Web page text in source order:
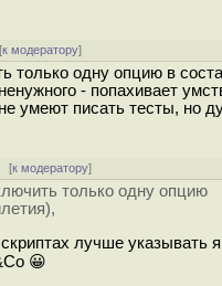
к модератору]
одну опцию в
- попахивает
умеют писать тесты, но
[к модератору]
только одну опцию
лучше указывать
😀